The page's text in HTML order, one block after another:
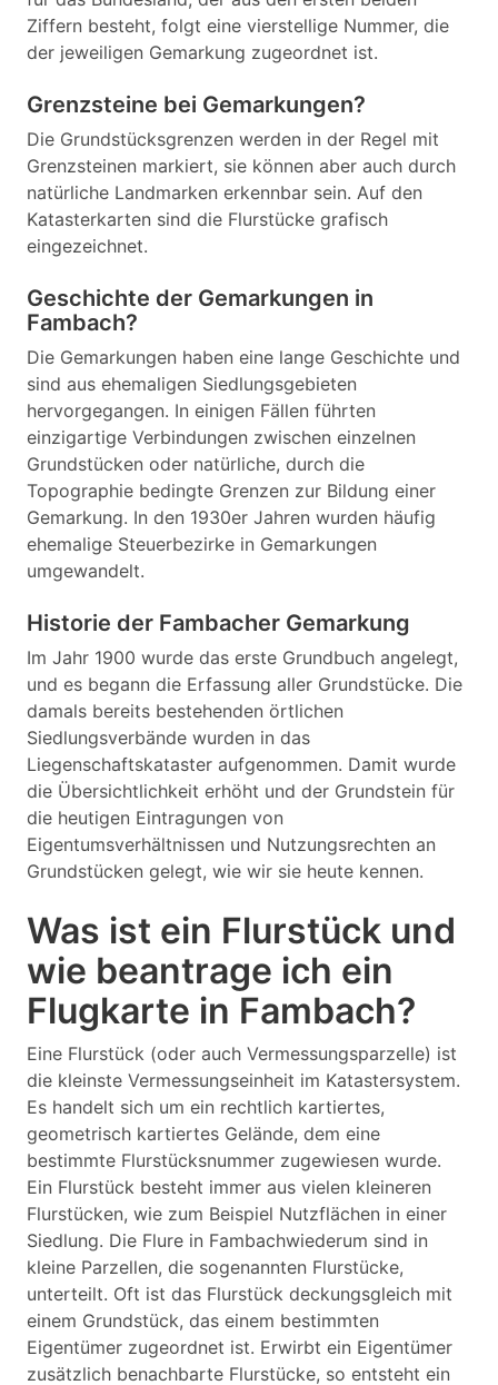
Ziffern besteht, folgt eine vierstellige Nummer, die
der jeweiligen Gemarkung zugeordnet ist.
Grenzsteine bei Gemarkungen?
Die Grundstücksgrenzen werden in der Regel mit
Grenzsteinen markiert, sie können aber auch durch
natürliche Landmarken erkennbar sein. Auf den
Katasterkarten sind die Flurstücke grafisch
eingezeichnet.
Geschichte der Gemarkungen in
Fambach?
Die Gemarkungen haben eine lange Geschichte und
sind aus ehemaligen Siedlungsgebieten
hervorgegangen. In einigen Fällen führten
einzigartige Verbindungen zwischen einzelnen
Grundstücken oder natürliche, durch die
Topographie bedingte Grenzen zur Bildung einer
Gemarkung. In den 1930er Jahren wurden häufig
ehemalige Steuerbezirke in Gemarkungen
umgewandelt.
Historie der Fambacher Gemarkung
Im Jahr 1900 wurde das erste Grundbuch angelegt,
und es begann die Erfassung aller Grundstücke. Die
damals bereits bestehenden örtlichen
Siedlungsverbände wurden in das
Liegenschaftskataster aufgenommen. Damit wurde
die Übersichtlichkeit erhöht und der Grundstein für
die heutigen Eintragungen von
Eigentumsverhältnissen und Nutzungsrechten an
Grundstücken gelegt, wie wir sie heute kennen.
Was ist ein Flurstück und
wie beantrage ich ein
Flugkarte in Fambach?
Eine Flurstück (oder auch Vermessungsparzelle) ist
die kleinste Vermessungseinheit im Katastersystem.
Es handelt sich um ein rechtlich kartiertes,
geometrisch kartiertes Gelände, dem eine
bestimmte Flurstücksnummer zugewiesen wurde.
Ein Flurstück besteht immer aus vielen kleineren
Flurstücken, wie zum Beispiel Nutzflächen in einer
Siedlung. Die Flure in Fambachwiederum sind in
kleine Parzellen, die sogenannten Flurstücke,
unterteilt. Oft ist das Flurstück deckungsgleich mit
einem Grundstück, das einem bestimmten
Eigentümer zugeordnet ist. Erwirbt ein Eigentümer
zusätzlich benachbarte Flurstücke, so entsteht ein